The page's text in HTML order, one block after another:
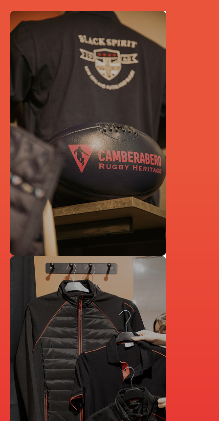
ÉQUIPEMENTIER
SPORTIF &
ASSOCIATIF
Depuis plus de 15 ans, S&V Boutique
accompagne les clubs sportifs et associations
dans l’équipement de leurs licenciés. Que ce soit
pour des tenues de match, des équipements
d’entraînement, des textiles personnalisés ou
des accessoires, nous proposons des solutions
adaptées aux besoins des clubs amateurs
comme des structures plus compétitives.